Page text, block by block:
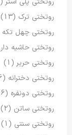
روتختی ترک (13)
روتختی چهل تکه
روتختی حاشیه دار
روتختی حریر (1)
روتختی دخترانه (16)
روتختی دونفره (106)
روتختی ساتن (2)
روتختی سنتی (1)